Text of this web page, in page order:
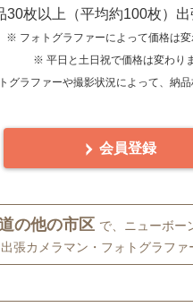
30枚以上（平均約100枚）出
※ フォトグラファーによって価格は変
※ 平日と土日祝で価格は変わり
グラファーや撮影状況によって、納
会員登録
の他の市区 で、ニューボー
出張カメラマン・フォトグラファ